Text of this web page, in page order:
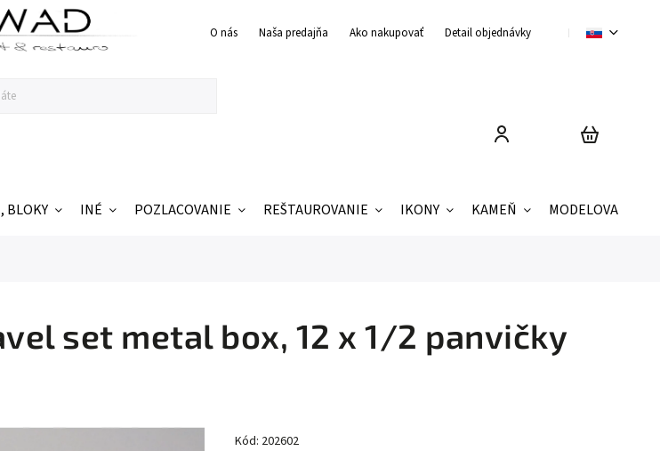
O nás Naša predajňa Ako nakupovať Detail objednávky Obchodné podmienky
BLOKY INÉ POZLACOVANIE REŠTAUROVANIE IKONY KAMEŇ MODELOVANIE
set metal box, 12 x 1/2 panvičky
Kód: 202602